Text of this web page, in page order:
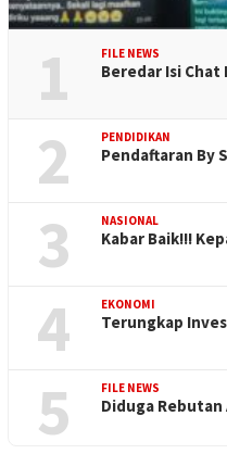
1 FILE NEWS
Beredar Isi
2 PENDIDIKAN
Pendaftaran By
3 NASIONAL
Kabar Baik!!!
4 EKONOMI
Terungkap
5 FILE NEWS
Diduga